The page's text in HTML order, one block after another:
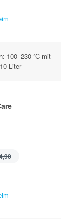
100–230 °C mit
Liter